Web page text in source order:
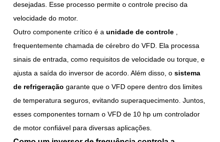
desejadas. Esse processo permite o controle preciso da
velocidade do motor.
Outro componente crítico é aunidade de controle ,
frequentemente chamada de cérebro do VFD. Ela processa
sinais de entrada, como requisitos de velocidade ou torque, e
ajusta a saída do inversor de acordo. Além disso, osistema
de refrigeração garante que o VFD opere dentro dos limites
de temperatura seguros, evitando superaquecimento. Juntos,
esses componentes tornam o VFD de 10 hp um controlador
de motor confiável para diversas aplicações.